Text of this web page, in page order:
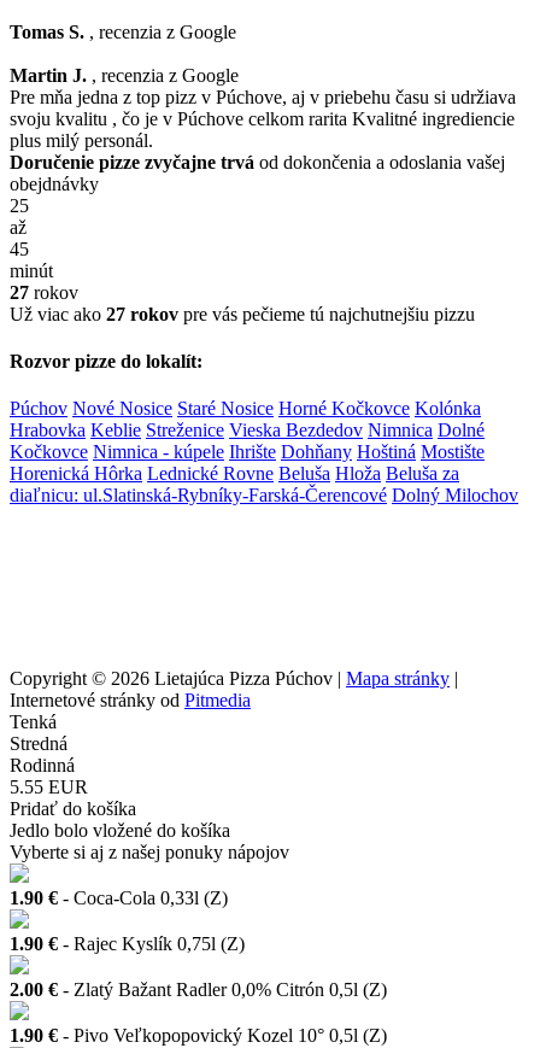
Tomas S. , recenzia z Google
Martin J. , recenzia z Google
Pre mňa jedna z top pizz v Púchove, aj v priebehu času si udržiava
svoju kvalitu , čo je v Púchove celkom rarita Kvalitné ingrediencie
plus milý personál.
Doručenie pizze zvyčajne trvá od dokončenia a odoslania vašej
obejdnávky
25
až
45
minút
27 rokov
Už viac ako 27 rokov pre vás pečieme tú najchutnejšiu pizzu
Rozvor pizze do lokalít:
Púchov Nové Nosice Staré Nosice Horné Kočkovce Kolónka
Hrabovka Keblie Streženice Vieska Bezdedov Nimnica Dolné
Kočkovce Nimnica - kúpele Ihrište Dohňany Hoštiná Mostište
Horenická Hôrka Lednické Rovne Beluša Hloža Beluša za
diaľnicu: ul.Slatinská-Rybníky-Farská-Čerencové Dolný Milochov
Copyright © 2026 Lietajúca Pizza Púchov | Mapa stránky |
Internetové stránky od Pitmedia
Tenká
Stredná
Rodinná
5.55 EUR
Pridať do košíka
Jedlo bolo vložené do košíka
Vyberte si aj z našej ponuky nápojov
1.90 € - Coca-Cola 0,33l (Z)
1.90 € - Rajec Kyslík 0,75l (Z)
2.00 € - Zlatý Bažant Radler 0,0% Citrón 0,5l (Z)
1.90 € - Pivo Veľkopopovický Kozel 10° 0,5l (Z)